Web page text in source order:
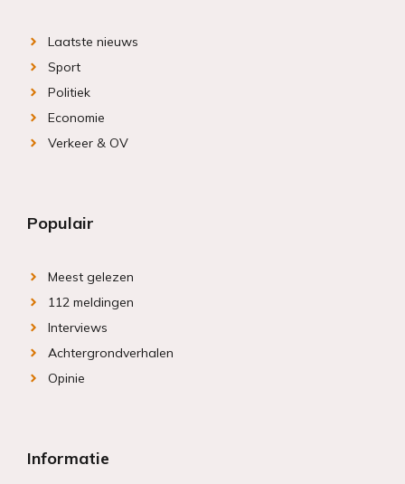
Laatste nieuws
Sport
Politiek
Economie
Verkeer & OV
Populair
Meest gelezen
112 meldingen
Interviews
Achtergrondverhalen
Opinie
Informatie